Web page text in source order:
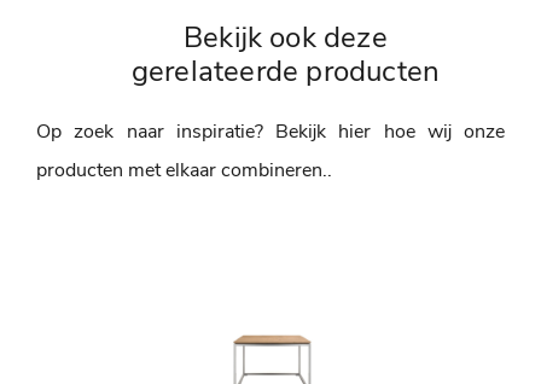
Bekijk ook deze
gerelateerde producten
Op zoek naar inspiratie? Bekijk hier hoe wij onze
producten met elkaar combineren..